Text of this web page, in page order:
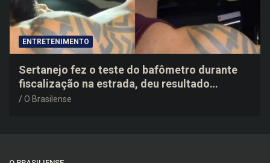
ENTRETENIMENTO
Sertanejo fez o teste do bafômetro durante
fiscalização na estrada, deu resultado
negativo e elogiou o trabalho dos agentes de
O Brasilense